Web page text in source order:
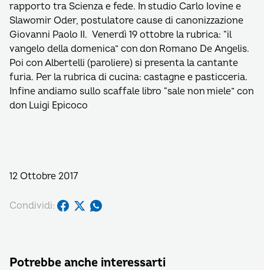
rapporto tra Scienza e fede. In studio Carlo Iovine e
Slawomir Oder, postulatore cause di canonizzazione
Giovanni Paolo II. Venerdì 19 ottobre la rubrica: “il
vangelo della domenica” con don Romano De Angelis.
Poi con Albertelli (paroliere) si presenta la cantante
furia. Per la rubrica di cucina: castagne e pasticceria.
Infine andiamo sullo scaffale libro “sale non miele” con
don Luigi Epicoco
12 Ottobre 2017
Condividi:
Potrebbe anche interessarti